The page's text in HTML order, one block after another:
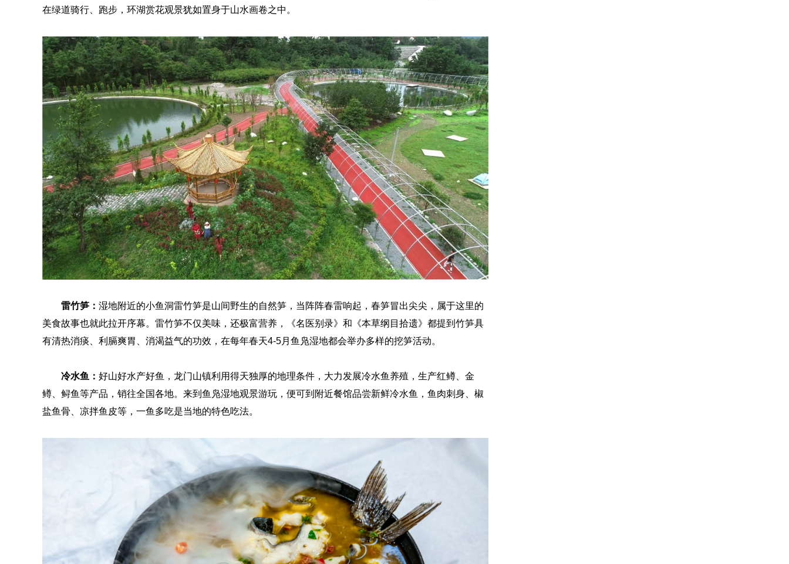
在绿道骑行、跑步，环湖赏花观景犹如置身于山水画卷之中。
雷竹笋： 湿地附近的小鱼洞雷竹笋是山间野生的自然笋，当阵阵春雷响起，春笋冒出尖尖，属于这里的
美食故事也就此拉开序幕。雷竹笋不仅美味，还极富营养，《名医别录》和《本草纲目拾遗》都提到竹笋具
有清热消痰、利膈爽胃、消渴益气的功效，在每年春天4-5月鱼凫湿地都会举办多样的挖笋活动。
冷水鱼： 好山好水产好鱼，龙门山镇利用得天独厚的地理条件，大力发展冷水鱼养殖，生产红鳟、金
鳟、鲟鱼等产品，销往全国各地。来到鱼凫湿地观景游玩，便可到附近餐馆品尝新鲜冷水鱼，鱼肉刺身、椒
盐鱼骨、凉拌鱼皮等，一鱼多吃是当地的特色吃法。